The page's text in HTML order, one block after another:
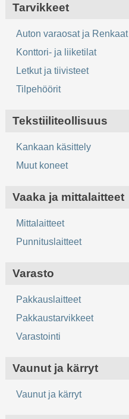
Tarvikkeet
Auton varaosat ja Renkaat
Konttori- ja liiketilat
Letkut ja tiivisteet
Tilpehöörit
Tekstiiliteollisuus
Kankaan käsittely
Muut koneet
Vaaka ja mittalaitteet
Mittalaitteet
Punnituslaitteet
Varasto
Pakkauslaitteet
Pakkaustarvikkeet
Varastointi
Vaunut ja kärryt
Vaunut ja kärryt